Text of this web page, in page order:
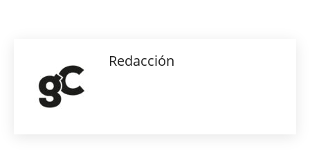
Redacción